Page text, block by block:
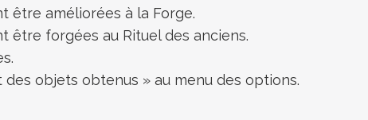
être améliorées à la Forge.
être forgées au Rituel des anciens.
objets obtenus » au menu des options.